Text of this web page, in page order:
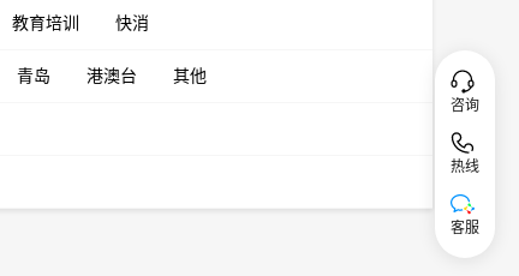
教育培训 快消
青岛 港澳台 其他
咨询
热线
客服